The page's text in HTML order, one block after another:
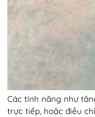
Các tính năng như
trực tiếp, hoặc điều